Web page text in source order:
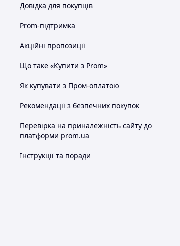
Довідка для покупців
Prom-підтримка
Акційні пропозиції
Що таке «Купити з Prom»
Як купувати з Пром-оплатою
Рекомендації з безпечних покупок
Перевірка на приналежність сайту до
платформи prom.ua
Інструкції та поради